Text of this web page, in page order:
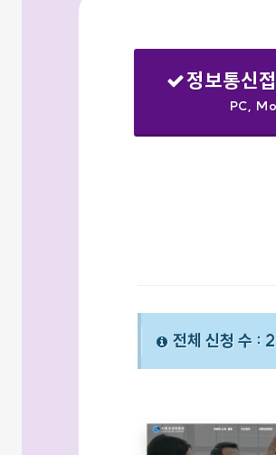
정보통신
PC,
전체 신청 수 :